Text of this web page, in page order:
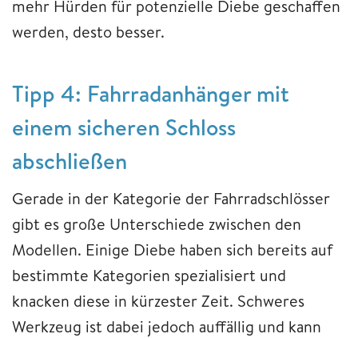
mehr Hürden für potenzielle Diebe geschaffen
werden, desto besser.
Tipp 4: Fahrradanhänger mit
einem sicheren Schloss
abschließen
Gerade in der Kategorie der Fahrradschlösser
gibt es große Unterschiede zwischen den
Modellen. Einige Diebe haben sich bereits auf
bestimmte Kategorien spezialisiert und
knacken diese in kürzester Zeit. Schweres
Werkzeug ist dabei jedoch auffällig und kann